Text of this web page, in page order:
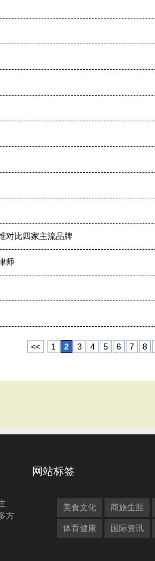
对比四家主流品牌
师
<< 1 2 3 4 5 6 7 8
方
网站标签
美食文化 商旅生涯
体育健康 国际资讯